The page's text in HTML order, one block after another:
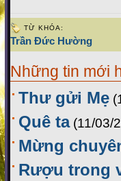
TỪ KHÓA:
Trần Đức Hường
Những tin mới
Thư gửi Mẹ
Quê ta (11/03/
Mừng
Rượu trong